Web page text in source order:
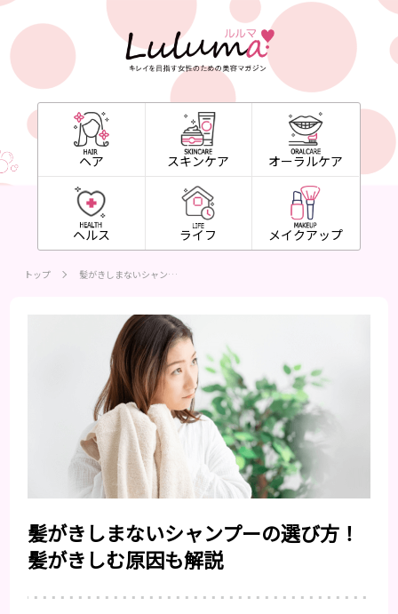
ヘア スキンケア オーラルケア
ヘルス ライフ メイクアップ
トップ 髪がきしまないシャン…
髪がきしまないシャンプーの選び方！
髪がきしむ原因も解説